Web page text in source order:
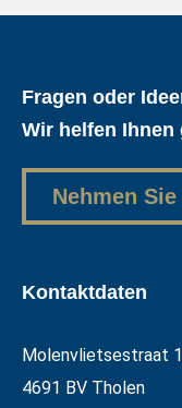
Fragen oder
Wir helfen Ihnen
Nehmen
Kontaktdaten
Molenvlietsestraat
4691 BV Tholen